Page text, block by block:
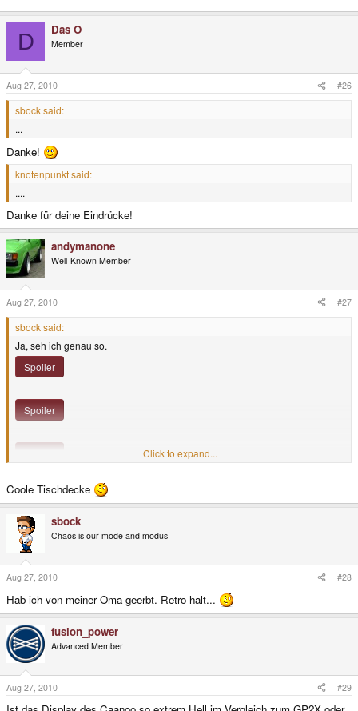
D Das O
Member
Aug 27, 2010 #26
sbock said:
...
Danke!
knotenpunkt said:
....
Danke für deine Eindrücke!
andymanone
Well-Known Member
Aug 27, 2010 #27
sbock said:
Ja, seh ich genau so.
Spoiler
Spoiler
Click to expand...
Coole Tischdecke
sbock
Chaos is our mode and modus
Aug 27, 2010 #28
Hab ich von meiner Oma geerbt. Retro halt...
fusion_power
Advanced Member
Aug 27, 2010 #29